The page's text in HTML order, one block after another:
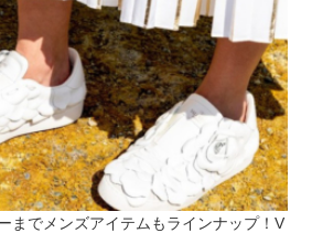
までメンズアイテムもラインナップ！V